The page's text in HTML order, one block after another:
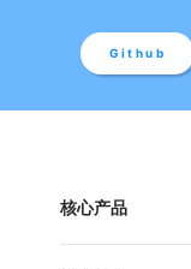
Github
核心产品